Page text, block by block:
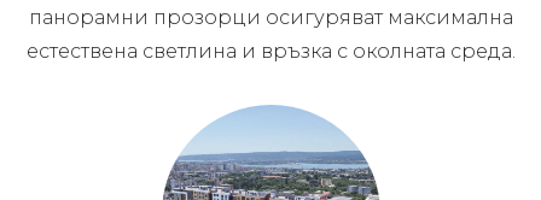
панорамни прозорци осигуряват максимална
естествена светлина и връзка с околната среда.